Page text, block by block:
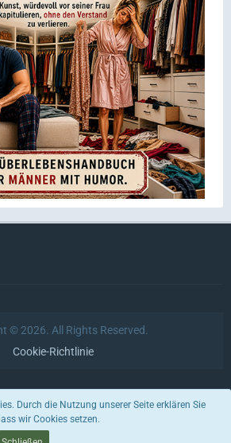
© 2026. All Rights Reserved.
Cookie-Richtlinie
Impressum Nutzungsbedingungen
Stil von:
Durch die Nutzung unserer Seite erklären Sie
wir Cookies setzen.